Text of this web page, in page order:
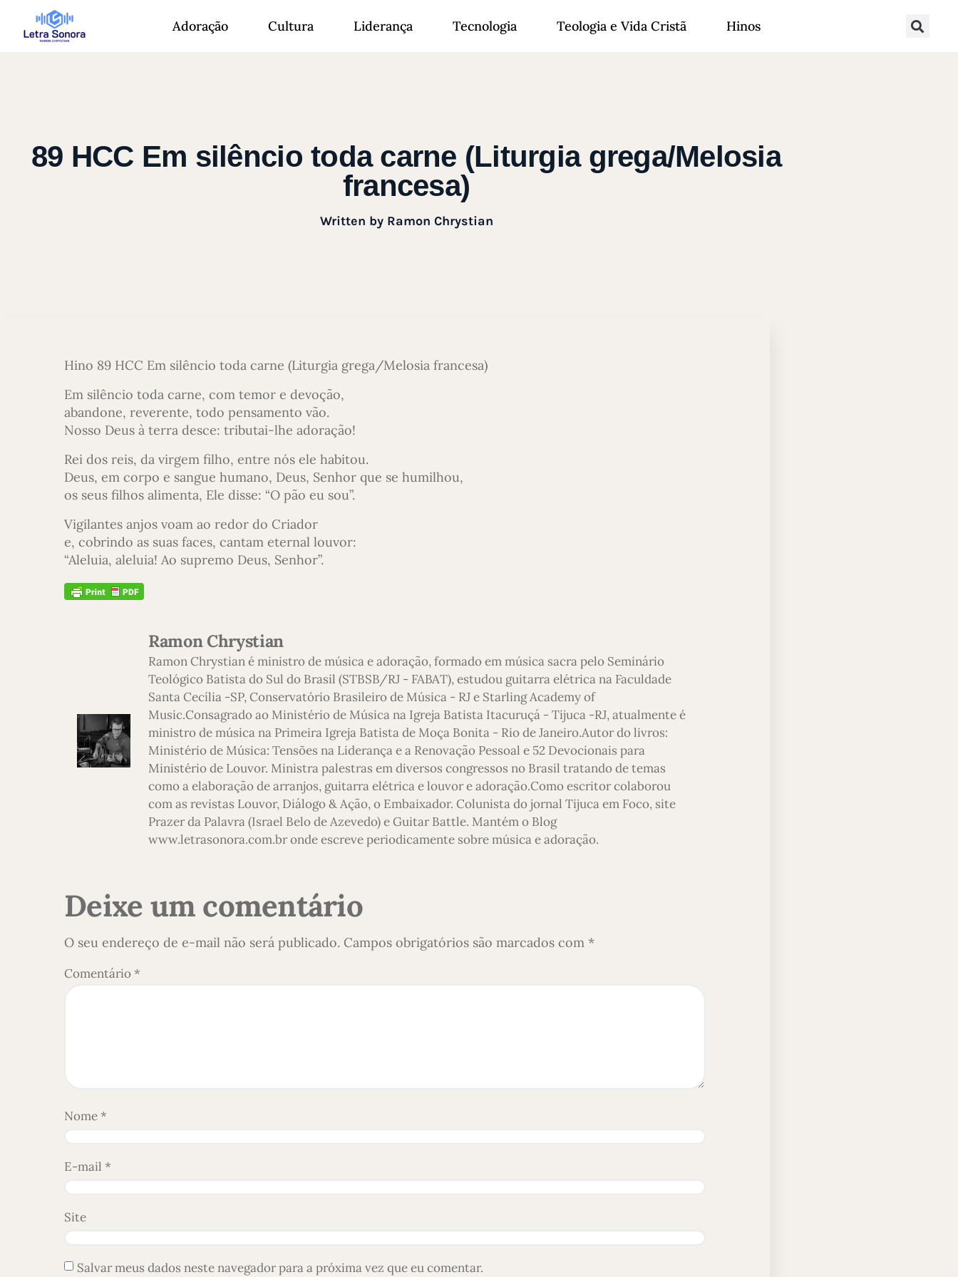
Adoração Cultura Liderança Tecnologia Teologia e Vida Cristã Hinos
89 HCC Em silêncio toda carne (Liturgia grega/Melosia
francesa)
Written byRamon Chrystian
Hino 89 HCC Em silêncio toda carne (Liturgia grega/Melosia francesa)
Em silêncio toda carne, com temor e devoção,
abandone, reverente, todo pensamento vão.
Nosso Deus à terra desce: tributai-lhe adoração!
Rei dos reis, da virgem filho, entre nós ele habitou.
Deus, em corpo e sangue humano, Deus, Senhor que se humilhou,
os seus filhos alimenta, Ele disse: “O pão eu sou”.
Vigilantes anjos voam ao redor do Criador
e, cobrindo as suas faces, cantam eternal louvor:
“Aleluia, aleluia! Ao supremo Deus, Senhor”.
Ramon Chrystian
Ramon Chrystian é ministro de música e adoração, formado em música sacra pelo Seminário
Teológico Batista do Sul do Brasil (STBSB/RJ - FABAT), estudou guitarra elétrica na Faculdade
Santa Cecília -SP, Conservatório Brasileiro de Música - RJ e Starling Academy of
Music.Consagrado ao Ministério de Música na Igreja Batista Itacuruçá - Tijuca -RJ, atualmente é
ministro de música na Primeira Igreja Batista de Moça Bonita - Rio de Janeiro.Autor do livros:
Ministério de Música: Tensões na Liderança e a Renovação Pessoal e 52 Devocionais para
Ministério de Louvor. Ministra palestras em diversos congressos no Brasil tratando de temas
como a elaboração de arranjos, guitarra elétrica e louvor e adoração.Como escritor colaborou
com as revistas Louvor, Diálogo & Ação, o Embaixador. Colunista do jornal Tijuca em Foco, site
Prazer da Palavra (Israel Belo de Azevedo) e Guitar Battle. Mantém o Blog
www.letrasonora.com.br onde escreve periodicamente sobre música e adoração.
Deixe um comentário
O seu endereço de e-mail não será publicado. Campos obrigatórios são marcados com *
Comentário*
Nome*
E-mail *
Site
Salvar meus dados neste navegador para a próxima vez que eu comentar.